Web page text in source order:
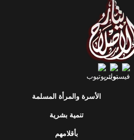
الأسرة والمرأة المسلمة
تنمية بشرية
بأقلامهم